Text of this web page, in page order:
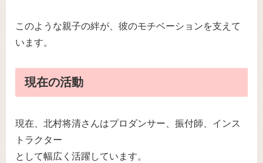
このような親子の絆が、彼のモチベーションを支えて
います。
現在の活動
現在、北村将清さんはプロダンサー、振付師、インス
トラクター
として幅広く活躍しています。